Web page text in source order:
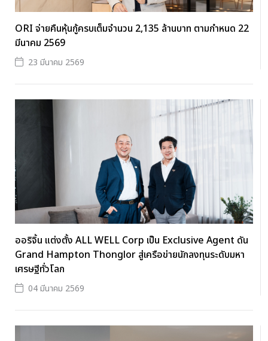
ORI จ่ายคืนหุ้นกู้ครบเต็มจำนวน 2,135 ล้านบาท ตามกำหนด 22
มีนาคม 2569
23 มีนาคม 2569
ออริจิ้น แต่งตั้ง ALL WELL Corp เป็น Exclusive Agent ดัน
Grand Hampton Thonglor สู่เครือข่ายนักลงทุนระดับมหา
เศรษฐีทั่วโลก
04 มีนาคม 2569